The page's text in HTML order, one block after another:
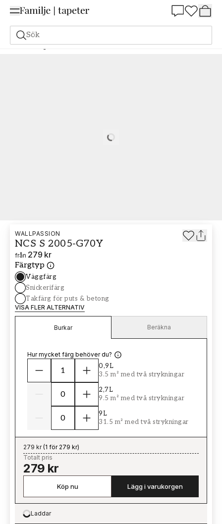
Sök
Målarfärg Beställ utifrån NCS Beställ utifrån NCS 2005-G70Y
Loading…
WALLPASSION
NCS S 2005-G70Y
från 279 kr
Färgtyp
Väggfärg
Snickerifärg
Takfärg för puts & betong
VISA FLER ALTERNATIV
Burkar Beräkna
Hur mycket färg behöver du?
0,9L
3.5 m² med två strykningar
2,7L
9.5 m² med två strykningar
9L
31.5 m² med två strykningar
279 kr(1 för 279 kr)
Totalt pris
279 kr
Köp nu Lägg i varukorgen
Loading…
Laddar